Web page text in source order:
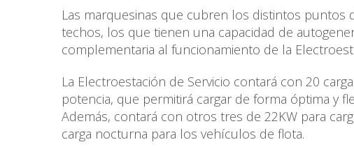
Las marquesinas que cubren los distintos puntos
techos, los que tienen una capacidad de
complementaria al funcionamiento de la
La Electroestación de Servicio contará con 20
potencia, que permitirá cargar de forma óptima y
Además, contará con otros tres de 22KW para
carga nocturna para los vehículos de flota.